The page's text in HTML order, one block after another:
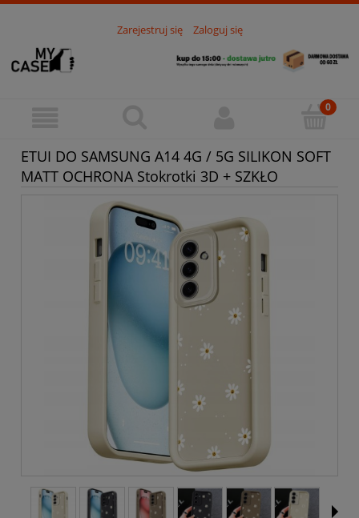
Zarejestruj się Zaloguj się
ETUI DO SAMSUNG A14 4G / 5G SILIKON SOFT
MATT OCHRONA Stokrotki 3D + SZKŁO